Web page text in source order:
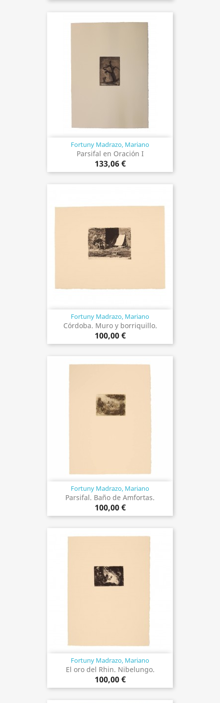
Fortuny Madrazo, Mariano
Parsifal en Oración I
133,06 €
Fortuny Madrazo, Mariano
Córdoba. Muro y borriquillo.
100,00 €
Fortuny Madrazo, Mariano
Parsifal. Baño de Amfortas.
100,00 €
Fortuny Madrazo, Mariano
El oro del Rhin. Nibelungo.
100,00 €